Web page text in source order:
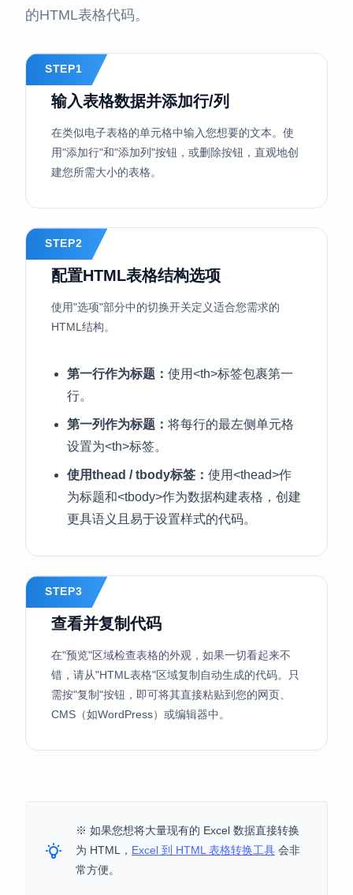
的HTML表格代码。
STEP1
输入表格数据并添加行/列
在类似电子表格的单元格中输入您想要的文本。使
用"添加行"和"添加列"按钮，或删除按钮，直观地创
建您所需大小的表格。
STEP2
配置HTML表格结构选项
使用"选项"部分中的切换开关定义适合您需求的
HTML结构。
第一行作为标题： 使用<th>标签包裹第一
行。
第一列作为标题： 将每行的最左侧单元格
设置为<th>标签。
使用thead / tbody标签： 使用<thead>作
为标题和<tbody>作为数据构建表格，创建
更具语义且易于设置样式的代码。
STEP3
查看并复制代码
在"预览"区域检查表格的外观，如果一切看起来不
错，请从"HTML表格"区域复制自动生成的代码。只
需按"复制"按钮，即可将其直接粘贴到您的网页、
CMS（如WordPress）或编辑器中。
※ 如果您想将大量现有的 Excel 数据直接转换
为 HTML， Excel 到 HTML 表格转换工具 会非
常方便。